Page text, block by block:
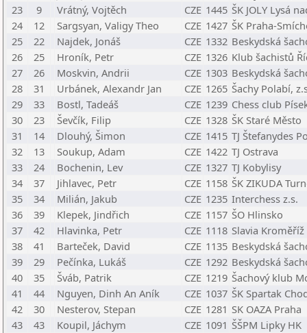
23
9 Vrátný, Vojtěch CZE 1445 ŠK JOLY Lysá
24
12 Sargsyan, Valigy Theo CZE 1427 ŠK Praha-
25
22 Najdek, Jonáš CZE 1332 Beskydská
26
25 Hroník, Petr CZE 1326 Klub šachistů
27
26 Moskvin, Andrii CZE 1303 Beskydská
28
31 Urbánek, Alexandr Jan CZE 1265 Šachy Polabí,
29
33 Bostl, Tadeáš CZE 1239 Chess club
30
23 Ševčík, Filip CZE 1328 ŠK Staré Město
31
14 Dlouhý, Šimon CZE 1415 TJ Štefanydes
32
13 Soukup, Adam CZE 1422 TJ Ostrava
33
24 Bochenin, Lev CZE 1327 TJ Kobylisy
34
37 Jihlavec, Petr CZE 1158 ŠK ZIKUDA
35
34 Milián, Jakub CZE 1235 Interchess z.s.
36
39 Klepek, Jindřich CZE 1157 ŠO Hlinsko
37
42 Hlavinka, Petr CZE 1118 Slavia Kroměříž
38
41 Barteček, David CZE 1135 Beskydská
39
29 Pečínka, Lukáš CZE 1292 Beskydská
40
35 Šváb, Patrik CZE 1219 Šachový klub
41
44 Nguyen, Dinh An Aník CZE 1037 ŠK Spartak
42
30 Nesterov, Stepan CZE 1281 SK OAZA Praha
43
43 Koupil, Jáchym CZE 1091 ŠŠPM Lipky HK